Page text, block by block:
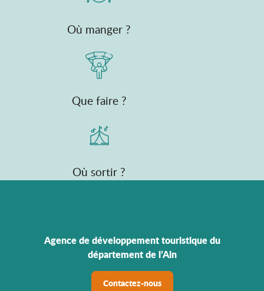
Où manger ?
Que faire ?
Où sortir ?
Agence de développement touristique du
département de l’Ain
Contactez-nous